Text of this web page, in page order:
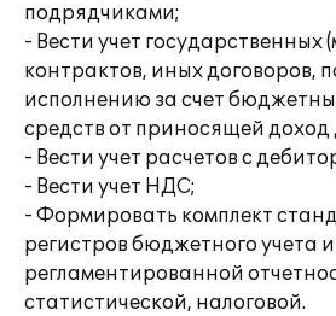
подрядчиками;
- Вести учет государственных
контрактов, иных договоров,
исполнению за счет
средств от приносящей доход
- Вести учет расчетов с
- Вести учет НДС;
- Формировать комплект
регистров бюджетного учета и
регламентированной
статистической, налоговой.